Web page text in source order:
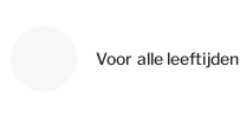
Voor alle leeftijden